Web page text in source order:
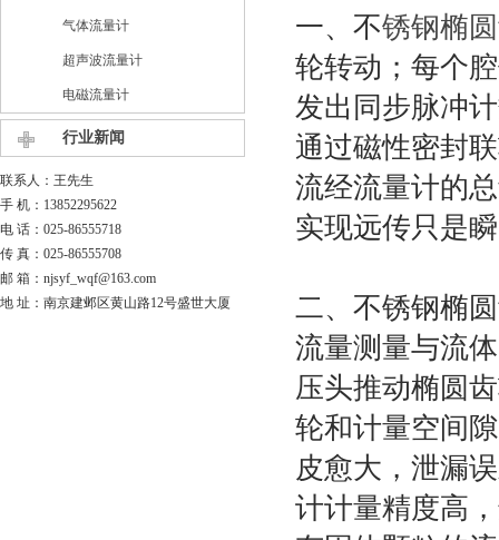
气体流量计
超声波流量计
电磁流量计
行业新闻
联系人：王先生
手 机：13852295622
电 话：025-86555718
传 真：025-86555708
邮 箱：njsyf_wqf@163.com
地 址：南京建邺区黄山路12号盛世大厦
一、不锈钢椭
轮转动；每个
发出同步脉冲
通过磁性密封
流经流量计的
实现远传只是
二、不锈钢椭
流量测量与流
压头推动椭圆
轮和计量空间
皮愈大，泄漏
计计量精度高